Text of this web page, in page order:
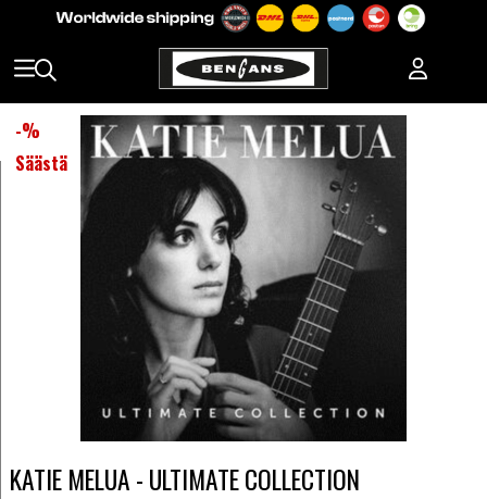
-%
Säästä
KATIE MELUA - ULTIMATE COLLECTION